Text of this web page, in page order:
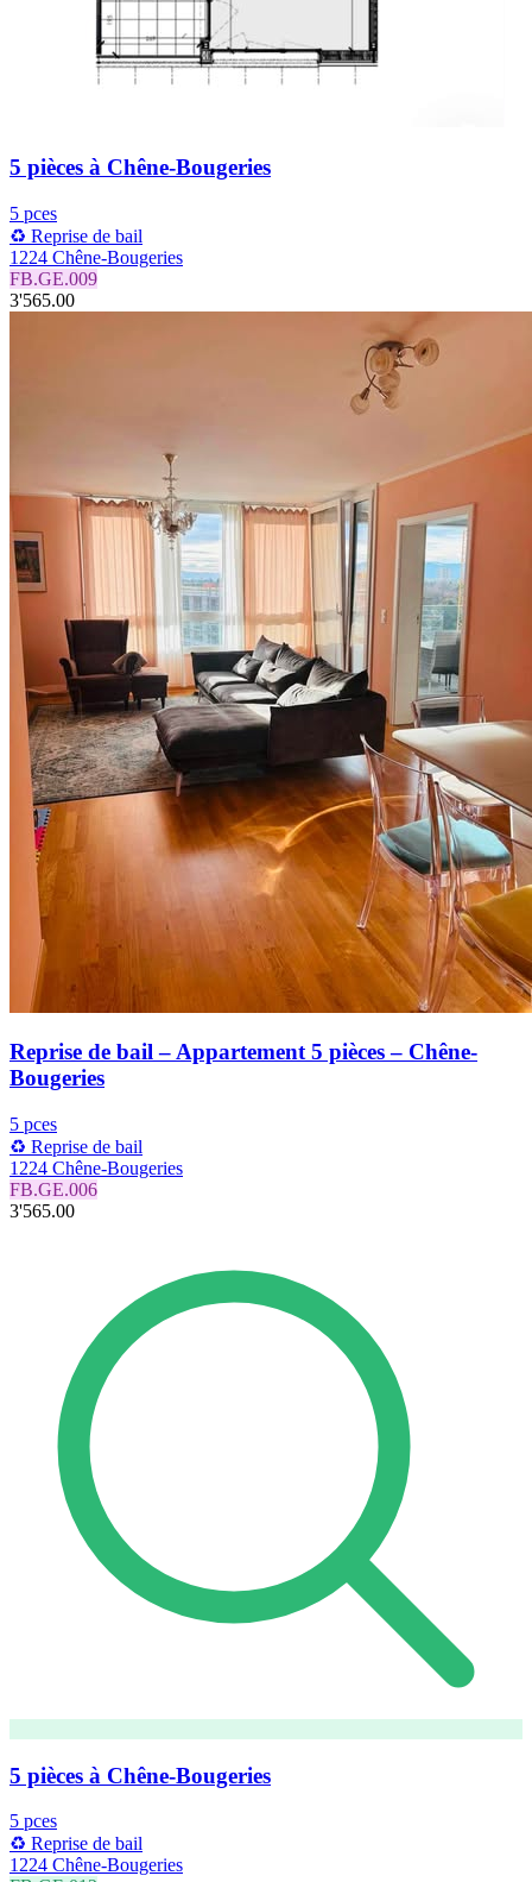
5 pièces à Chêne-Bougeries
5 pces
♻️ Reprise de bail
1224 Chêne-Bougeries
FB.GE.009
3'565.00
Reprise de bail – Appartement 5 pièces – Chêne-
Bougeries
5 pces
♻️ Reprise de bail
1224 Chêne-Bougeries
FB.GE.006
3'565.00
5 pièces à Chêne-Bougeries
5 pces
♻️ Reprise de bail
1224 Chêne-Bougeries